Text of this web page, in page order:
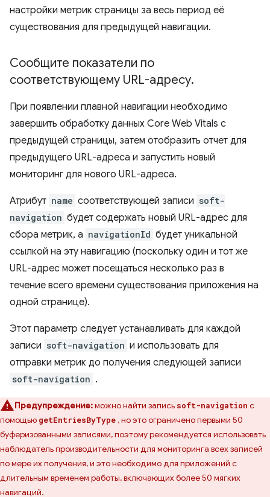
настройки метрик страницы за весь период её
существования для предыдущей навигации.
Сообщите показатели по
соответствующему URL-адресу.
При появлении плавной навигации необходимо
завершить обработку данных Core Web Vitals с
предыдущей страницы, затем отобразить отчет для
предыдущего URL-адреса и запустить новый
мониторинг для нового URL-адреса.
Атрибут name соответствующей записи soft-
navigation будет содержать новый URL-адрес для
сбора метрик, а navigationId будет уникальной
ссылкой на эту навигацию (поскольку один и тот же
URL-адрес может посещаться несколько раз в
течение всего времени существования приложения на
одной странице).
Этот параметр следует устанавливать для каждой
записи soft-navigation и использовать для
отправки метрик до получения следующей записи
soft-navigation .
Предупреждение:можно найти запись soft-navigation с
помощью getEntriesByType , но это ограничено первыми 50
буферизованными записями, поэтому рекомендуется использовать
наблюдатель производительности для мониторинга всех записей
по мере их получения, и это необходимо для приложений с
длительным временем работы, включающих более 50 мягких
навигаций.